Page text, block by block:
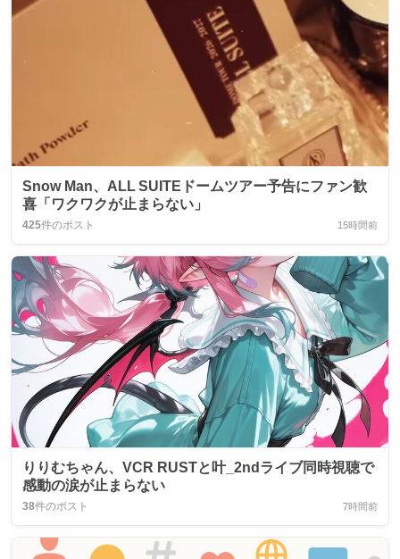
Snow Man、ALL SUITEドームツアー予告にファン歓
喜「ワクワクが止まらない」
425件のポスト 15時間前
りりむちゃん、VCR RUSTと叶_2ndライブ同時視聴で
感動の涙が止まらない
38件のポスト 7時間前